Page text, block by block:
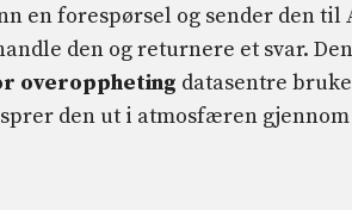
en forespørsel og sender den
den og returnere et svar.
overoppheting datasentre
den ut i atmosfæren